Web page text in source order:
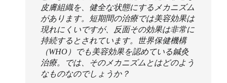
皮膚組織を、健全な状態にするメカニズム
があります。短期間の治療では美容効果は
現れにくいですが、反面その効果は非常に
持続するとされています。世界保健機構
（WHO）でも美容効果を認めている鍼灸
治療。では、そのメカニズムとはどのよう
なものなのでしょうか？